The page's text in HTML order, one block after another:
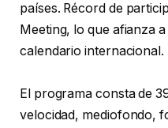
países. Récord de
Meeting, lo que afianza
calendario internacional.
El programa consta de
velocidad, mediofondo,